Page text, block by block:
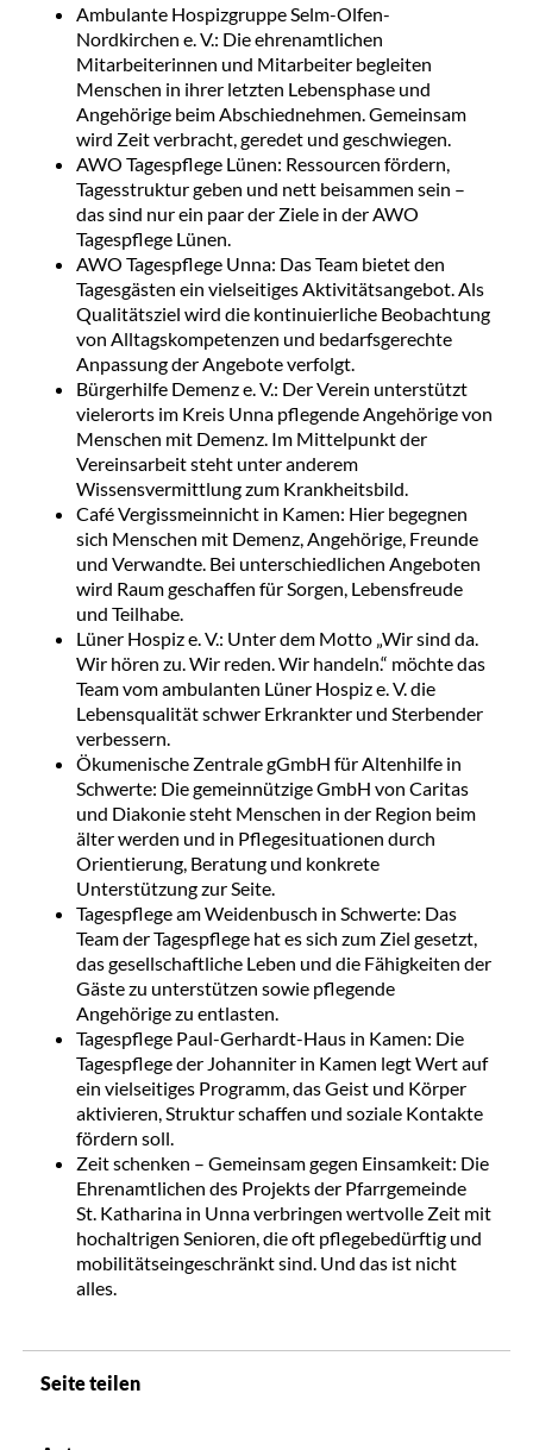
Ambulante Hospizgruppe Selm-Olfen-
Nordkirchen e. V.: Die ehrenamtlichen
Mitarbeiterinnen und Mitarbeiter begleiten
Menschen in ihrer letzten Lebensphase und
Angehörige beim Abschiednehmen. Gemeinsam
wird Zeit verbracht, geredet und geschwiegen.
AWO Tagespflege Lünen: Ressourcen fördern,
Tagesstruktur geben und nett beisammen sein –
das sind nur ein paar der Ziele in der AWO
Tagespflege Lünen.
AWO Tagespflege Unna: Das Team bietet den
Tagesgästen ein vielseitiges Aktivitätsangebot. Als
Qualitätsziel wird die kontinuierliche Beobachtung
von Alltagskompetenzen und bedarfsgerechte
Anpassung der Angebote verfolgt.
Bürgerhilfe Demenz e. V.: Der Verein unterstützt
vielerorts im Kreis Unna pflegende Angehörige von
Menschen mit Demenz. Im Mittelpunkt der
Vereinsarbeit steht unter anderem
Wissensvermittlung zum Krankheitsbild.
Café Vergissmeinnicht in Kamen: Hier begegnen
sich Menschen mit Demenz, Angehörige, Freunde
und Verwandte. Bei unterschiedlichen Angeboten
wird Raum geschaffen für Sorgen, Lebensfreude
und Teilhabe.
Lüner Hospiz e. V.: Unter dem Motto „Wir sind da.
Wir hören zu. Wir reden. Wir handeln.“ möchte das
Team vom ambulanten Lüner Hospiz e. V. die
Lebensqualität schwer Erkrankter und Sterbender
verbessern.
Ökumenische Zentrale gGmbH für Altenhilfe in
Schwerte: Die gemeinnützige GmbH von Caritas
und Diakonie steht Menschen in der Region beim
älter werden und in Pflegesituationen durch
Orientierung, Beratung und konkrete
Unterstützung zur Seite.
Tagespflege am Weidenbusch in Schwerte: Das
Team der Tagespflege hat es sich zum Ziel gesetzt,
das gesellschaftliche Leben und die Fähigkeiten der
Gäste zu unterstützen sowie pflegende
Angehörige zu entlasten.
Tagespflege Paul-Gerhardt-Haus in Kamen: Die
Tagespflege der Johanniter in Kamen legt Wert auf
ein vielseitiges Programm, das Geist und Körper
aktivieren, Struktur schaffen und soziale Kontakte
fördern soll.
Zeit schenken – Gemeinsam gegen Einsamkeit: Die
Ehrenamtlichen des Projekts der Pfarrgemeinde
St. Katharina in Unna verbringen wertvolle Zeit mit
hochaltrigen Senioren, die oft pflegebedürftig und
mobilitätseingeschränkt sind. Und das ist nicht
alles.
Seite teilen